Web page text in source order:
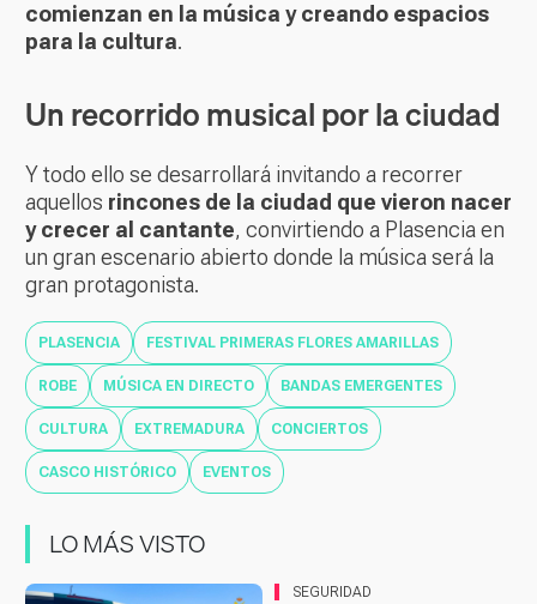
comienzan en la música y creando espacios
para la cultura.
Un recorrido musical por la ciudad
Y todo ello se desarrollará invitando a recorrer
aquellos rincones de la ciudad que vieron nacer
y crecer al cantante, convirtiendo a Plasencia en
un gran escenario abierto donde la música será la
gran protagonista.
PLASENCIA FESTIVAL PRIMERAS FLORES AMARILLAS
ROBE MÚSICA EN DIRECTO BANDAS EMERGENTES
CULTURA EXTREMADURA CONCIERTOS
CASCO HISTÓRICO EVENTOS
LO MÁS VISTO
SEGURIDAD